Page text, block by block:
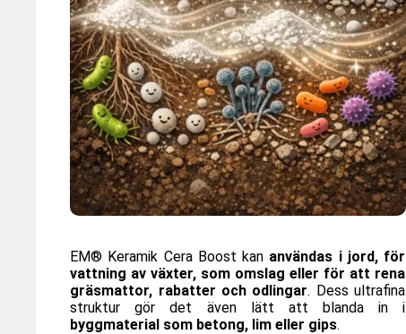
EM® Keramik Cera Boost kan användas i jord, för
vattning av växter, som omslag eller för att rena
gräsmattor, rabatter och odlingar. Dess ultrafina
struktur gör det även lätt att blanda in i
byggmaterial som betong, lim eller gips.